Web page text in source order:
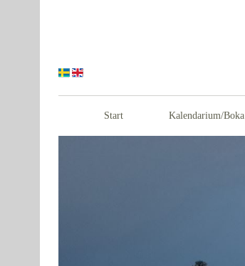
Start Kalendarium/Boka